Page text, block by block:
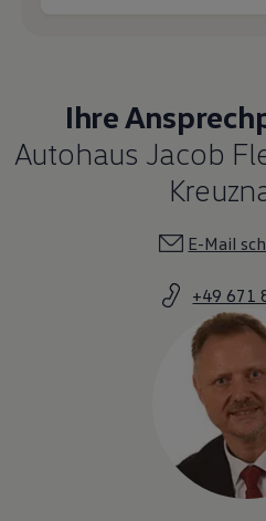
Ihre
Autohaus Jacob
E-Mail
+49 671